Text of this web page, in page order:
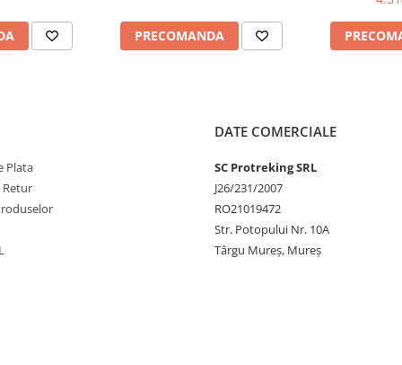
PRECOMANDA
Plata
Retur
DATE COMERCIALE
SC Protreking SRL
J26/231/2007
RO21019472
Str. Potopului Nr. 10A
Târgu Mureș, Mureș